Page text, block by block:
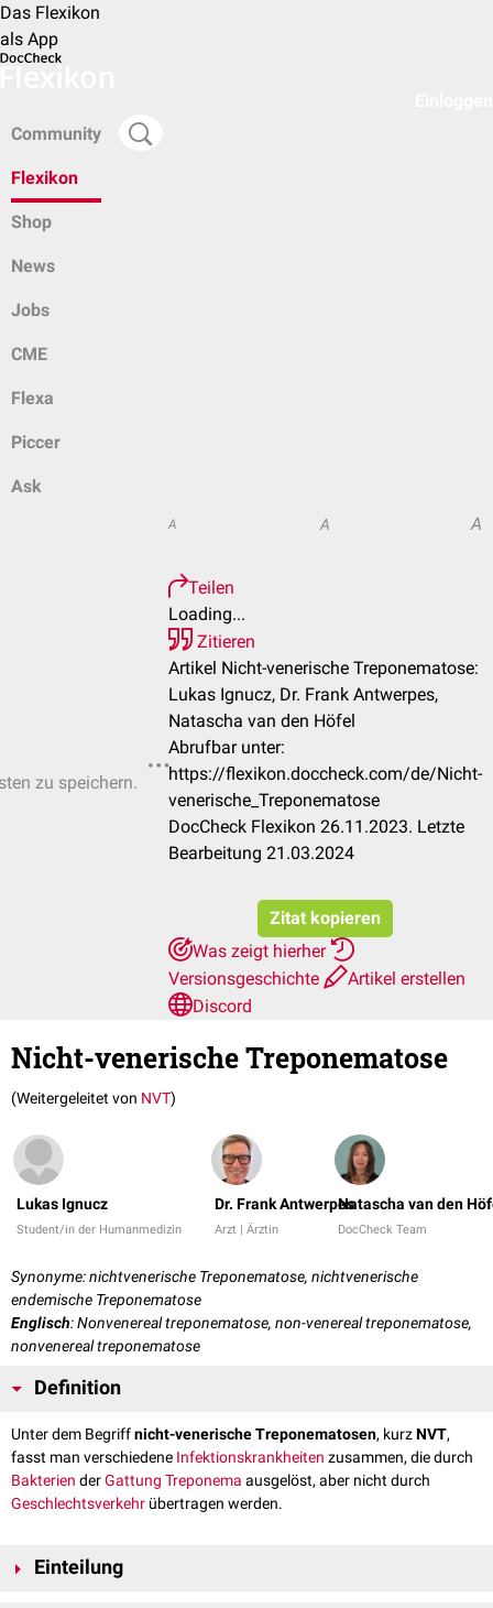
Das Flexikon
als App
Community
Flexikon
Shop
News
Jobs
CME
Flexa
Piccer
Ask
zu speichern.
A A A
Teilen
Loading...
Zitieren
Artikel Nicht-venerische Treponematose:
Lukas Ignucz, Dr. Frank Antwerpes,
Natascha van den Höfel
Abrufbar unter:
https://flexikon.doccheck.com/de/Nicht-
venerische_Treponematose
DocCheck Flexikon 26.11.2023. Letzte
Bearbeitung 21.03.2024
Zitat kopieren
Was zeigt hierher
Versionsgeschichte
Artikel erstellen
Discord
Nicht-venerische Treponematose
(Weitergeleitet von NVT)
Lukas Ignucz
Student/in der Humanmedizin
Dr. Frank Antwerpes
Arzt | Ärztin
Natascha van den
DocCheck Team
Synonyme: nichtvenerische Treponematose, nichtvenerische
endemische Treponematose
Englisch: Nonvenereal treponematose, non-venereal treponematose,
nonvenereal treponematose
Definition
Unter dem Begriffnicht-venerische Treponematosen, kurzNVT,
fasst man verschiedene Infektionskrankheiten zusammen, die durch
Bakterien derGattung Treponema ausgelöst, aber nicht durch
Geschlechtsverkehr übertragen werden.
Einteilung